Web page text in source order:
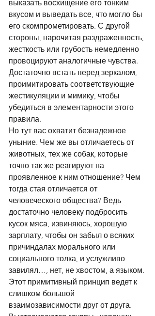
выказать восхищение его тонким
вкусом и выведать все, что могло бы
его скомпрометировать. С другой
стороны, нарочитая раздраженность,
жесткость или грубость немедленно
провоцируют аналогичные чувства.
Достаточно встать перед зеркалом,
проимитировать соответствующие
жестикуляции и мимику, чтобы
убедиться в элементарности этого
правила.
Но тут вас охватит безнадежное
уныние. Чем же вы отличаетесь от
животных, тех же собак, которые
точно так же реагируют на
проявленное к ним отношение? Чем
тогда стая отличается от
человеческого общества? Ведь
достаточно человеку подбросить
кусок мяса, извиняюсь, хорошую
зарплату, чтобы он забыл о всяких
причиндалах морального или
социального толка, и услужливо
завилял…, нет, не хвостом, а языком.
Этот примитивный принцип ведет к
слишком большой
взаимозависимости друг от друга.